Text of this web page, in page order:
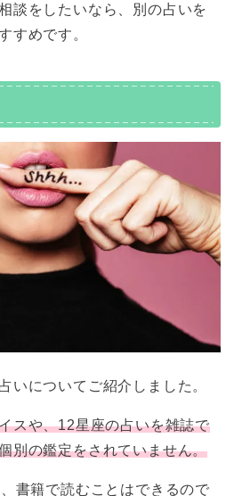
談をしたいなら、別の占いを
すめです。
いについてご紹介しました。
スや、12星座の占いを雑誌で
別の鑑定をされていません。
書籍で読むことはできるので